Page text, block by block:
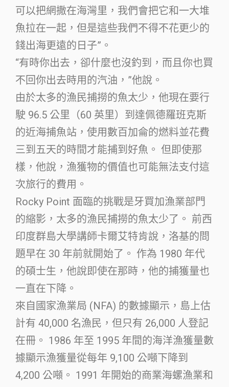
可以把網撒在海灣里，我們會把它和一大堆
魚拉在一起，但是這些我們不得不花更少的
錢出海更遠的日子”。
“有時你出去，卻什麼也沒釣到，而且你也買
不回你出去時用的汽油，”他說。
由於太多的漁民捕撈的魚太少，他現在要行
駛 96.5 公里（60 英里）到達佩德羅班克斯
的近海捕魚站，使用數百加侖的燃料並花費
三到五天的時間才能捕到好魚。 但即使那
樣，他說，漁獲物的價值也可能無法支付這
次旅行的費用。
Rocky Point 面臨的挑戰是牙買加漁業部門
的縮影，太多的漁民捕撈的魚太少了。 前西
印度群島大學講師卡爾艾特肯說，洛基的問
題早在 30 年前就開始了。 作為 1980 年代
的碩士生，他說即使在那時，他的捕獲量也
一直在下降。
來自國家漁業局 (NFA) 的數據顯示，島上估
計有 40,000 名漁民，但只有 26,000 人登記
在冊。 1986 年至 1995 年間的海洋漁獲量數
據顯示漁獲量從每年 9,100 公噸下降到
4,200 公噸。 1991 年開始的商業海螺漁業和